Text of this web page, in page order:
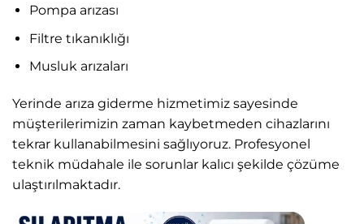
Pompa arızası
Filtre tıkanıklığı
Musluk arızaları
Yerinde arıza giderme hizmetimiz sayesinde
müşterilerimizin zaman kaybetmeden cihazlarını
tekrar kullanabilmesini sağlıyoruz. Profesyonel
teknik müdahale ile sorunlar kalıcı şekilde çözüme
ulaştırılmaktadır.